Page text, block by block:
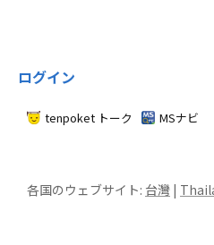
ログイン
tenpoket トーク MSナビ
各国のウェブサイト: 台灣 |